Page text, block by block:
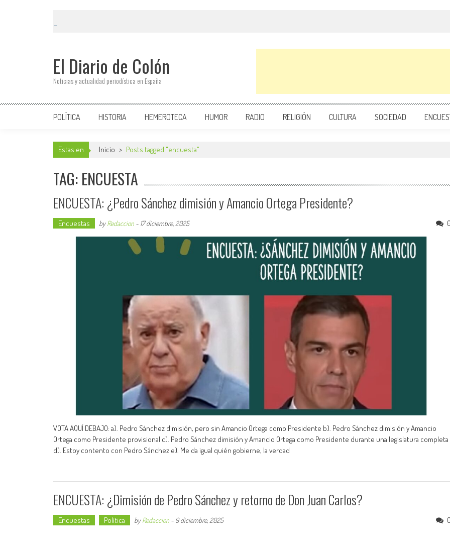
El Diario de Colón
Noticias y actualidad periodística en España
POLÍTICA HISTORIA HEMEROTECA HUMOR RADIO RELIGIÓN CULTURA SOCIEDAD
Estas en Inicio > Posts tagged "encuesta"
TAG: ENCUESTA
ENCUESTA: ¿Pedro Sánchez dimisión y Amancio Ortega Presidente?
Encuestas byRedaccion - 17 diciembre, 2025
VOTA AQUÍ DEBAJO: a). Pedro Sánchez dimisión, pero sin Amancio Ortega como Presidente b). Pedro Sánchez dimisión y Amancio
Ortega como Presidente provisional c). Pedro Sánchez dimisión y Amancio Ortega como Presidente durante una legislatura completa
d). Estoy contento con Pedro Sánchez e). Me da igual quién gobierne, la verdad
ENCUESTA: ¿Dimisión de Pedro Sánchez y retorno de Don Juan Carlos?
Encuestas Política byRedaccion - 9 diciembre, 2025